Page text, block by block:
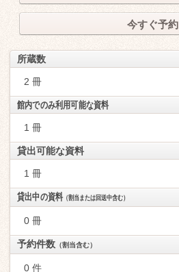
今すぐ予約
所蔵数
2 冊
館内でのみ利用可能な資料
1 冊
貸出可能な資料
1 冊
貸出中の資料（割当または回送中含む）
0 冊
予約件数 （割当含む）
0 件